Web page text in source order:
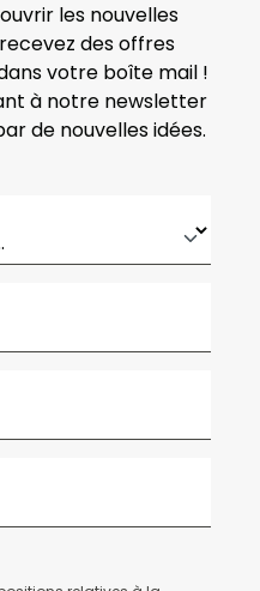
les nouvelles
des offres
votre boîte mail !
à notre newsletter
de nouvelles idées.